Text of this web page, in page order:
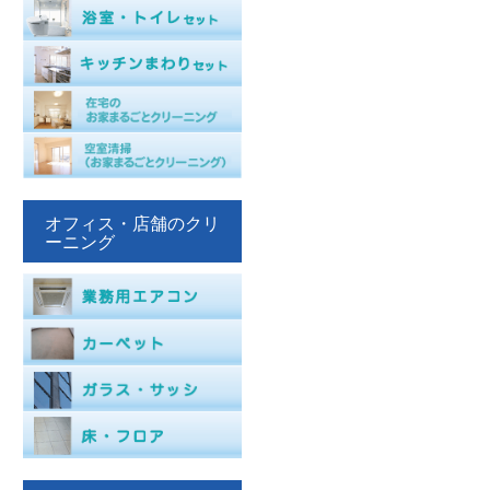
オフィス・店舗のクリ
ーニング